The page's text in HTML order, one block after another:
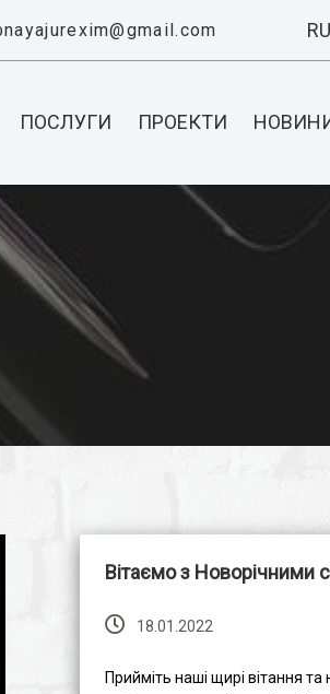
RU
ПОСЛУГИ ПРОЕКТИ
Вітаємо з Новорічними
18.01.2022
Прийміть наші щирі вітання та